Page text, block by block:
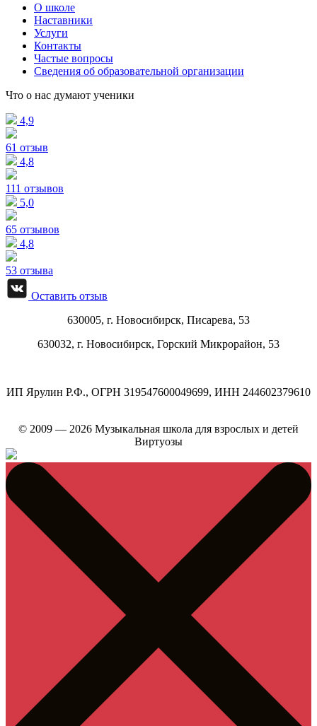
О школе
Наставники
Услуги
Контакты
Частые вопросы
Сведения об образовательной организации
Что о нас думают ученики
4,9
61 отзыв
4,8
111 отзывов
5,0
65 отзывов
4,8
53 отзыва
Оставить отзыв
630005, г. Новосибирск, Писарева, 53
630032, г. Новосибирск, Горский Микрорайон, 53
ИП Ярулин Р.Ф., ОГРН 319547600049699, ИНН 244602379610
© 2009 — 2026 Музыкальная школа для взрослых и детей
Виртуозы